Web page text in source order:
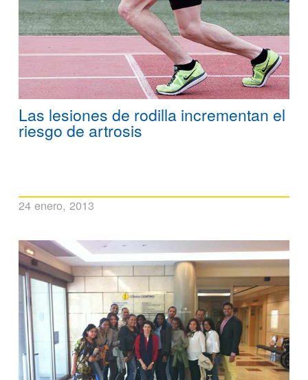
Las lesiones de rodilla incrementan el
riesgo de artrosis
24 enero, 2013